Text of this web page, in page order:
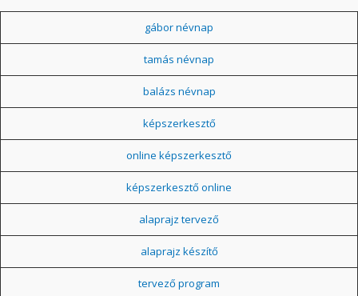
gábor névnap
tamás névnap
balázs névnap
képszerkesztő
online képszerkesztő
képszerkesztő online
alaprajz tervező
alaprajz készítő
tervező program